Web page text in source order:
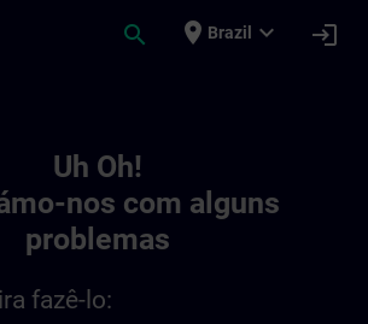
search place Brazil expand_more login
Uh Oh!
nos com alguns
problemas
fazê-lo: